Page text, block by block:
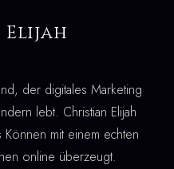
Elijah
der digitales Marketing
lebt. Christian Elijah
mit einem echten
online überzeugt.